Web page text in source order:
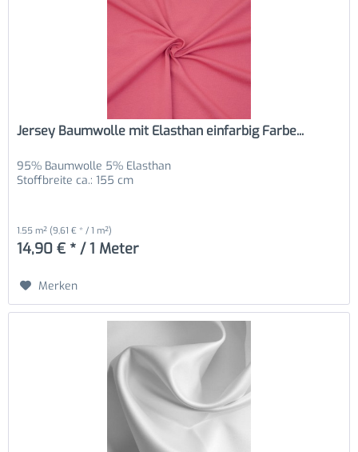
Jersey Baumwolle mit Elasthan einfarbig Farbe...
95% Baumwolle 5% Elasthan
Stoffbreite ca.: 155 cm
1.55 m² (9,61 € * / 1 m²)
14,90 € * / 1 Meter
Merken